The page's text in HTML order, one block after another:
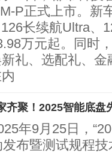
P正式上市。新
长续航Ultra、
万元起。同时
礼、选配礼、
齐聚！2025智能底盘
9月25日，
布暨测试规程技